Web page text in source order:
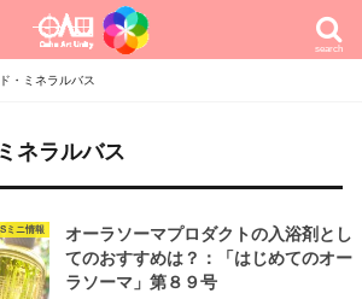
search
・ミネラルバス
ネラルバス
ミニ情報
オーラソーマプロダクトの入浴剤とし
てのおすすめは？：「はじめてのオー
ラソーマ」第８９号